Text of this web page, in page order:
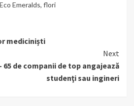
Eco Emeralds, flori
mediciniști
Next
65 de companii de top angajează
studenţi sau ingineri